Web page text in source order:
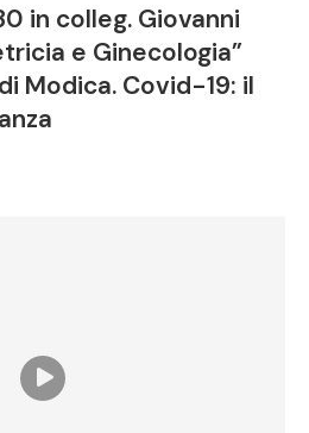
in colleg. Giovanni
e Ginecologia”
Modica. Covid-19: il